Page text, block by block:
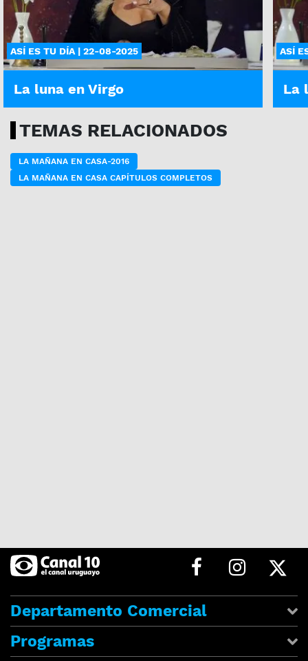
ASÍ ES TU DÍA | 22-08-2025
La luna en Virgo
ASÍ
La
TEMAS RELACIONADOS
LA MAÑANA EN CASA-2016
LA MAÑANA EN CASA CAPÍTULOS COMPLETOS
Departamento Comercial
Programas